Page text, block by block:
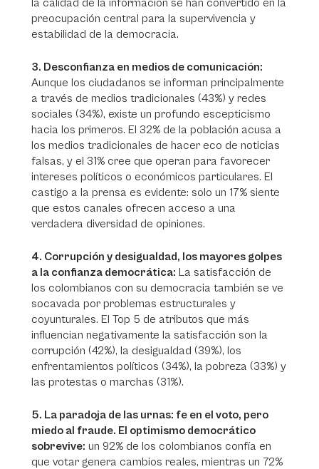
la calidad de la información se han convertido en la
preocupación central para la supervivencia y
estabilidad de la democracia.
3. Desconfianza en medios de comunicación:
Aunque los ciudadanos se informan principalmente
a través de medios tradicionales (43%) y redes
sociales (34%), existe un profundo escepticismo
hacia los primeros. El 32% de la población acusa a
los medios tradicionales de hacer eco de noticias
falsas, y el 31% cree que operan para favorecer
intereses políticos o económicos particulares. El
castigo a la prensa es evidente: solo un 17% siente
que estos canales ofrecen acceso a una
verdadera diversidad de opiniones.
4. Corrupción y desigualdad, los mayores golpes
a la confianza democrática: La satisfacción de
los colombianos con su democracia también se ve
socavada por problemas estructurales y
coyunturales. El Top 5 de atributos que más
influencian negativamente la satisfacción son la
corrupción (42%), la desigualdad (39%), los
enfrentamientos políticos (34%), la pobreza (33%) y
las protestas o marchas (31%).
5. La paradoja de las urnas: fe en el voto, pero
miedo al fraude. El optimismo democrático
sobrevive: un 92% de los colombianos confía en
que votar genera cambios reales, mientras un 72%